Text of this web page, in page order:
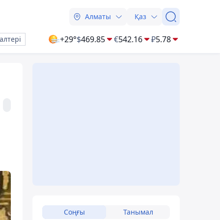
Алматы Қаз
+29°$469.85 €542.16 ₽5.78
Соңғы Танымал